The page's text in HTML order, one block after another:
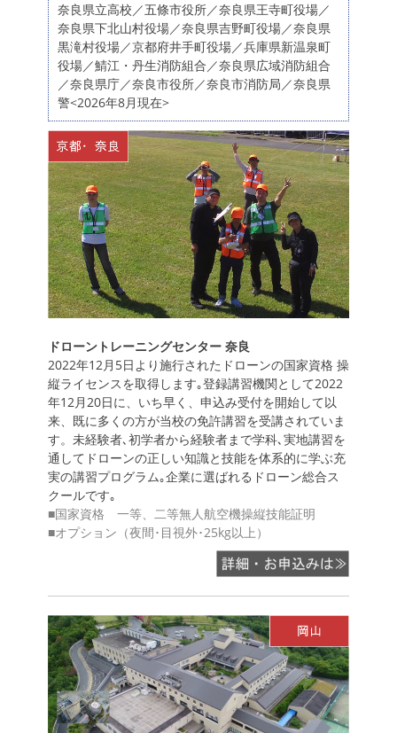
奈良県立高校／五條市役所／奈良県王寺町役場／
奈良県下北山村役場／奈良県吉野町役場／奈良県
黒滝村役場／京都府井手町役場／兵庫県新温泉町
役場／鯖江・丹生消防組合／奈良県広域消防組合
／奈良県庁／奈良市役所／奈良市消防局／奈良県
警<2026年8月現在>
ドローントレーニングセンター 奈良
2022年12月5日より施行されたドローンの国家資格 操
縦ライセンスを取得します｡登録講習機関として2022
年12月20日に、いち早く、申込み受付を開始して以
来、既に多くの方が当校の免許講習を受講されていま
す。未経験者､初学者から経験者まで学科､実地講習を
通してドローンの正しい知識と技能を体系的に学ぶ充
実の講習プログラム｡企業に選ばれるドローン総合ス
クールです｡
■国家資格 一等、二等無人航空機操縦技能証明
■オプション（夜間･目視外･25kg以上）